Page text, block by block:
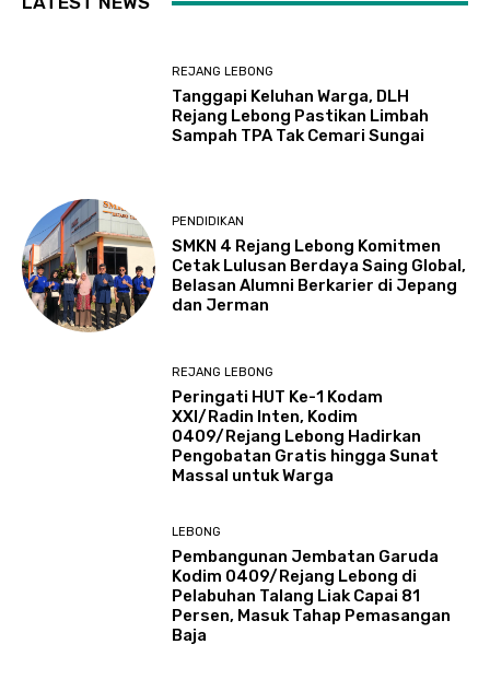
REJANG LEBONG
Tanggapi Keluhan Warga, DLH
Rejang Lebong Pastikan Limbah
Sampah TPA Tak Cemari Sungai
PENDIDIKAN
SMKN 4 Rejang Lebong Komitmen
Cetak Lulusan Berdaya Saing Global,
Belasan Alumni Berkarier di Jepang
dan Jerman
REJANG LEBONG
Peringati HUT Ke-1 Kodam
XXI/Radin Inten, Kodim
0409/Rejang Lebong Hadirkan
Pengobatan Gratis hingga Sunat
Massal untuk Warga
LEBONG
Pembangunan Jembatan Garuda
Kodim 0409/Rejang Lebong di
Pelabuhan Talang Liak Capai 81
Persen, Masuk Tahap Pemasangan
Baja